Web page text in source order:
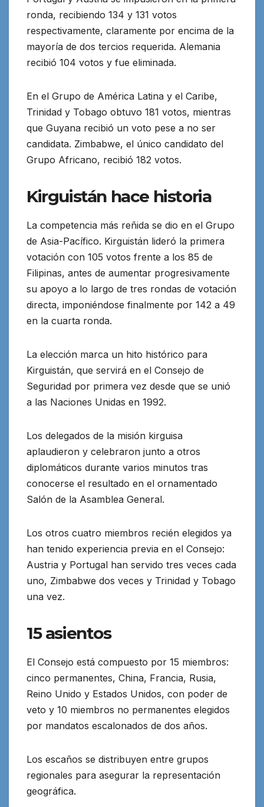
ronda, recibiendo 134 y 131 votos
respectivamente, claramente por encima de la
mayoría de dos tercios requerida. Alemania
recibió 104 votos y fue eliminada.
En el Grupo de América Latina y el Caribe,
Trinidad y Tobago obtuvo 181 votos, mientras
que Guyana recibió un voto pese a no ser
candidata. Zimbabwe, el único candidato del
Grupo Africano, recibió 182 votos.
Kirguistán hace historia
La competencia más reñida se dio en el Grupo
de Asia-Pacífico. Kirguistán lideró la primera
votación con 105 votos frente a los 85 de
Filipinas, antes de aumentar progresivamente
su apoyo a lo largo de tres rondas de votación
directa, imponiéndose finalmente por 142 a 49
en la cuarta ronda.
La elección marca un hito histórico para
Kirguistán, que servirá en el Consejo de
Seguridad por primera vez desde que se unió
a las Naciones Unidas en 1992.
Los delegados de la misión kirguisa
aplaudieron y celebraron junto a otros
diplomáticos durante varios minutos tras
conocerse el resultado en el ornamentado
Salón de la Asamblea General.
Los otros cuatro miembros recién elegidos ya
han tenido experiencia previa en el Consejo:
Austria y Portugal han servido tres veces cada
uno, Zimbabwe dos veces y Trinidad y Tobago
una vez.
15 asientos
El Consejo está compuesto por 15 miembros:
cinco permanentes, China, Francia, Rusia,
Reino Unido y Estados Unidos, con poder de
veto y 10 miembros no permanentes elegidos
por mandatos escalonados de dos años.
Los escaños se distribuyen entre grupos
regionales para asegurar la representación
geográfica.